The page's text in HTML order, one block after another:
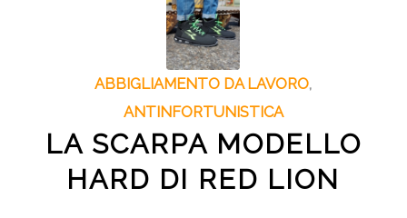
ABBIGLIAMENTO DA LAVORO,
ANTINFORTUNISTICA
LA SCARPA MODELLO
HARD DI RED LION